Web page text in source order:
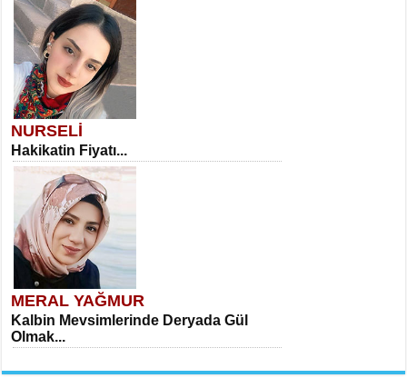
NURSELİ
Hakikatin Fiyatı...
MERAL YAĞMUR
Kalbin Mevsimlerinde Deryada Gül
Olmak...